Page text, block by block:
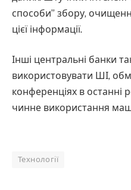
способи” збору,
цієї інформації.
Інші центральні банки
використовувати ШІ,
конференціях в останні
чинне використання
Технології